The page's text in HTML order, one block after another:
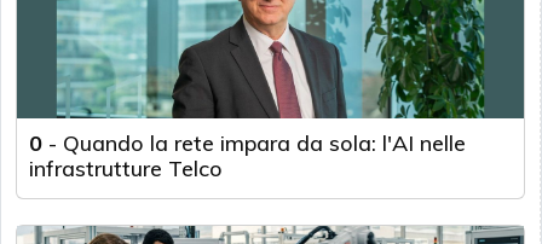
0 - Quando la rete impara da sola: l'AI nelle
infrastrutture Telco